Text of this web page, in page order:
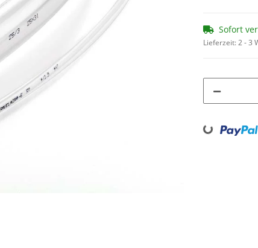
Sofort
Lieferzeit:2 - 3
Loading...